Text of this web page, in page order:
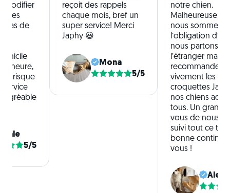
modifier
les
Pas de
heure,
de risque
agréable
5/5
reçoit des rappels
chaque mois, bref un
super service! Merci
Japhy 😃
Mona
5/5
notre chien.
nous sommes
l’obligation
nous partons
l’étranger mais
recommande
vivement les
croquettes
nos chiens
tous. Un grand
vous de nous
suivi tout ce
bonne
vous !
Alex